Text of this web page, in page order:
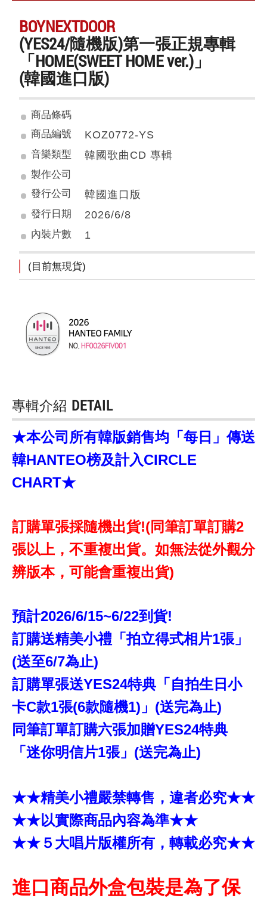
BOYNEXTDOOR
(YES24/隨機版)第一張正規專輯
「HOME(SWEET HOME ver.)」
(韓國進口版)
商品條碼
商品編號
KOZ0772-YS
音樂類型 韓國歌曲CD 專輯
製作公司
發行公司
韓國進口版
發行日期 2026/6/8
內裝片數 1
(目前無現貨)
專輯介紹 DETAIL
★本公司所有韓版銷售均「每日」傳送
韓HANTEO榜及計入CIRCLE
CHART★
訂購單張採隨機出貨!(同筆訂單訂購2
張以上，不重複出貨。如無法從外觀分
辨版本，可能會重複出貨)
預計2026/6/15~6/22到貨!
訂購送精美小禮「拍立得式相片1張」
(送至6/7為止)
訂購單張送YES24特典「自拍生日小
卡C款1張(6款隨機1)」(送完為止)
同筆訂單訂購六張加贈YES24特典
「迷你明信片1張」(送完為止)
★★精美小禮嚴禁轉售，違者必究★★
★★以實際商品內容為準★★
★★５大唱片版權所有，轉載必究★★
進口商品外盒包裝是為了保